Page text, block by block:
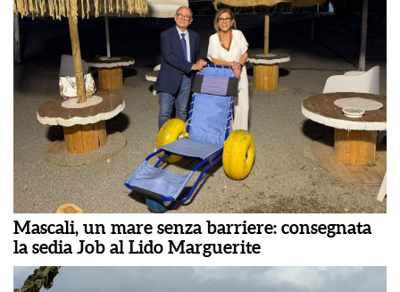
Mascali, un mare senza barriere: consegnata
la sedia Job al Lido Marguerite